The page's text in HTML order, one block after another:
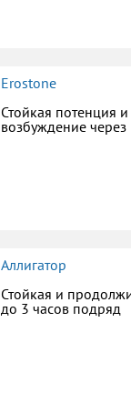
Erostone
Стойкая потенция
возбуждение через
Аллигатор
Стойкая и
до 3 часов подряд